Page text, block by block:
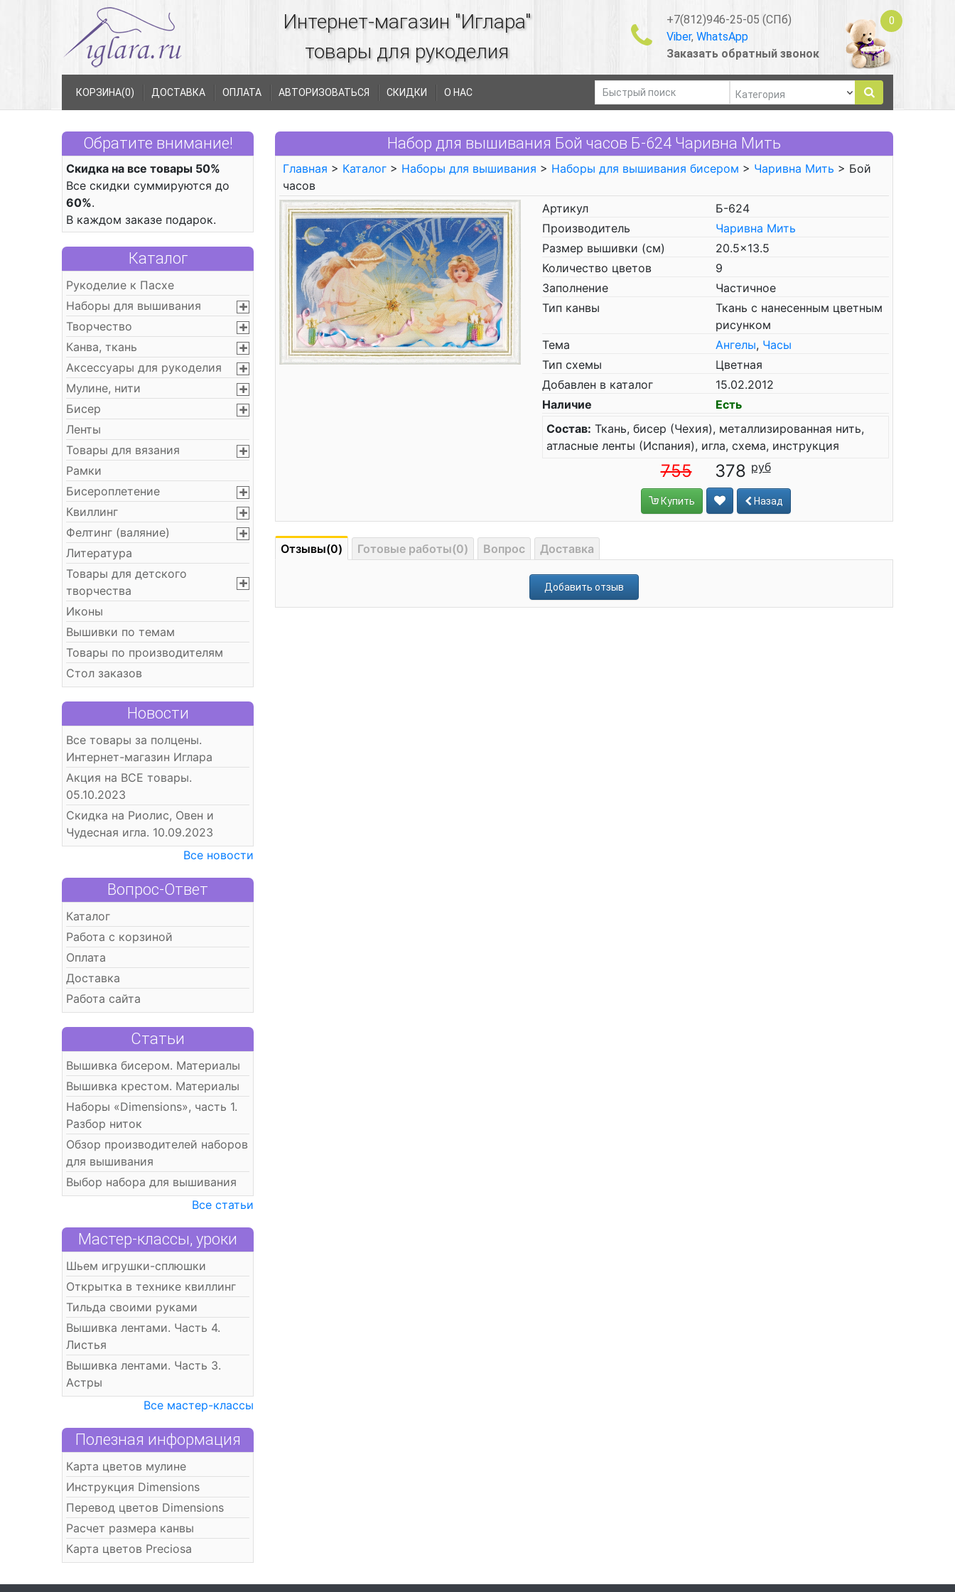
Интернет-магазин "Иглара"
товары для рукоделия
+7(812)946-25-05 (СПб)
Viber, WhatsApp
Заказать обратный звонок
0
КОРЗИНА(0) ДОСТАВКА ОПЛАТА АВТОРИЗОВАТЬСЯ СКИДКИ О НАС
Обратите внимание!
Скидка на все товары 50%
Все скидки суммируются до
60%.
В каждом заказе подарок.
Каталог
Рукоделие к Пасхе
Наборы для вышивания
Творчество
Канва, ткань
Аксессуары для рукоделия
Мулине, нити
Бисер
Ленты
Товары для вязания
Рамки
Бисероплетение
Квиллинг
Фелтинг (валяние)
Литература
Товары для детского
творчества
Иконы
Вышивки по темам
Товары по производителям
Стол заказов
Новости
Все товары за полцены.
Интернет-магазин Иглара
Акция на ВСЕ товары.
05.10.2023
Скидка на Риолис, Овен и
Чудесная игла. 10.09.2023
Все новости
Вопрос-Ответ
Каталог
Работа с корзиной
Оплата
Доставка
Работа сайта
Статьи
Вышивка бисером. Материалы
Вышивка крестом. Материалы
Наборы «Dimensions», часть 1.
Разбор ниток
Обзор производителей наборов
для вышивания
Выбор набора для вышивания
Все статьи
Мастер-классы, уроки
Шьем игрушки-сплюшки
Открытка в технике квиллинг
Тильда своими руками
Вышивка лентами. Часть 4.
Листья
Вышивка лентами. Часть 3.
Астры
Все мастер-классы
Полезная информация
Карта цветов мулине
Инструкция Dimensions
Перевод цветов Dimensions
Расчет размера канвы
Карта цветов Preciosa
Набор для вышивания Бой часов Б-624 Чаривна Мить
Главная > Каталог > Наборы для вышивания > Наборы для вышивания бисером > Чаривна Мить > Бой
часов
Артикул
Б-624
Производитель
Чаривна Мить
Размер вышивки (см)
20.5x13.5
Количество цветов
9
Заполнение
Частичное
Тип канвы
Ткань с нанесенным цветным
рисунком
Тема
Ангелы, Часы
Тип схемы
Цветная
Добавлен в каталог
15.02.2012
Наличие
Есть
Состав: Ткань, бисер (Чехия), металлизированная нить,
атласные ленты (Испания), игла, схема, инструкция
755 378
Купить Назад
Отзывы(0) Готовые работы(0) Вопрос Доставка
Добавить отзыв